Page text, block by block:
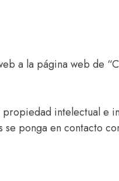
a la página web de
intelectual e
ponga en contacto